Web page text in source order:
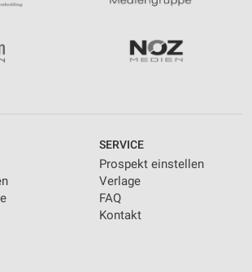
SERVICE
Prospekt einstellen
Verlage
FAQ
Kontakt